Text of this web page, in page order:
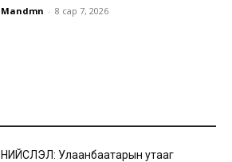
Mandmn - 8 сар 7, 2026
НИЙСЛЭЛ: Улаанбаатарын утааг